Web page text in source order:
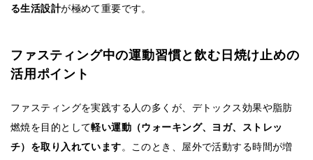
る生活設計が極めて重要です。
ファスティング中の運動習慣と飲む日焼け止めの
活用ポイント
ファスティングを実践する人の多くが、デトックス効果や脂肪
燃焼を目的として軽い運動（ウォーキング、ヨガ、ストレッ
チ）を取り入れています。このとき、屋外で活動する時間が増